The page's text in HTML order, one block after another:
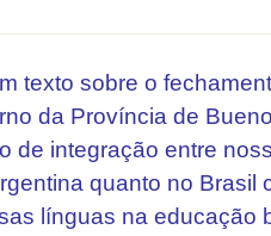
texto sobre o
da Província de
de integração entre
quanto no Brasil
línguas na educação